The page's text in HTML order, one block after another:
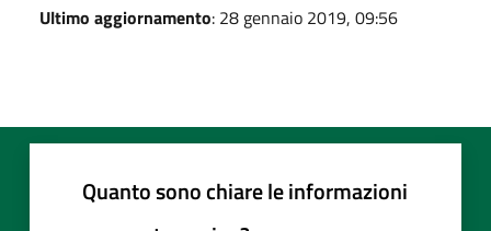
Ultimo aggiornamento: 28 gennaio 2019, 09:56
Quanto sono chiare le informazioni